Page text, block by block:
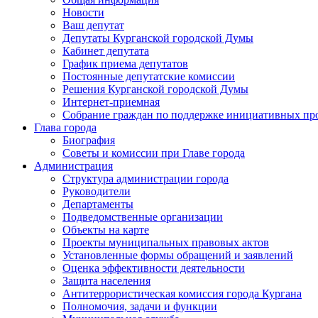
Новости
Ваш депутат
Депутаты Курганской городской Думы
Кабинет депутата
График приема депутатов
Постоянные депутатские комиссии
Решения Курганской городской Думы
Интернет-приемная
Собрание граждан по поддержке инициативных
Глава города
Биография
Советы и комиссии при Главе города
Администрация
Структура администрации города
Руководители
Департаменты
Подведомственные организации
Объекты на карте
Проекты муниципальных правовых актов
Установленные формы обращений и заявлений
Оценка эффективности деятельности
Защита населения
Антитеррористическая комиссия города Кургана
Полномочия, задачи и функции